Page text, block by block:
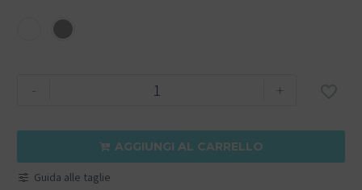
- +
 AGGIUNGI AL CARRELLO
Guida alle taglie